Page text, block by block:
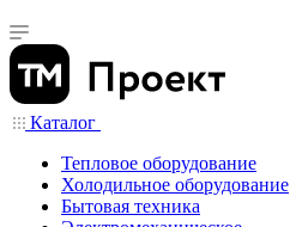
Каталог
Тепловое оборудование
Холодильное оборудование
Бытовая техника